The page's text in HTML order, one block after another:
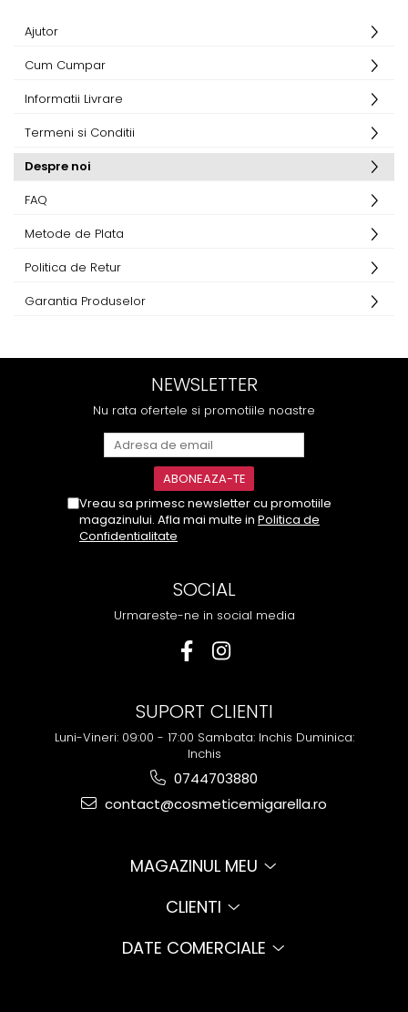
Ajutor
Cum Cumpar
Informatii Livrare
Termeni si Conditii
Despre noi
FAQ
Metode de Plata
Politica de Retur
Garantia Produselor
NEWSLETTER
Nu rata ofertele si promotiile noastre
Vreau sa primesc newsletter cu promotiile
magazinului. Afla mai multe in Politica de
Confidentialitate
SOCIAL
Urmareste-ne in social media
SUPORT CLIENTI
Luni-Vineri: 09:00 - 17:00 Sambata: Inchis Duminica:
Inchis
0744703880
contact@cosmeticemigarella.ro
MAGAZINUL MEU
CLIENTI
DATE COMERCIALE